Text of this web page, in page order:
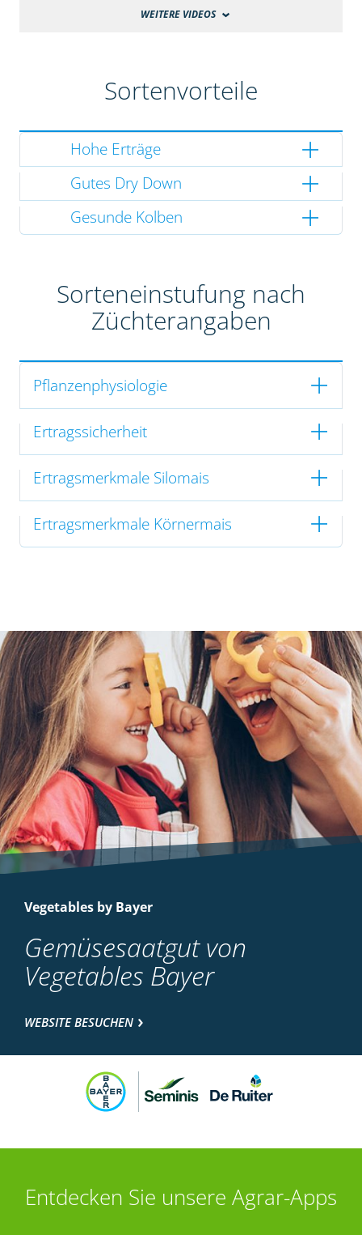
WEITERE VIDEOS
Sortenvorteile
Hohe Erträge
Gutes Dry Down
Gesunde Kolben
Sorteneinstufung nach
Züchterangaben
Pflanzenphysiologie
Ertragssicherheit
Ertragsmerkmale Silomais
Ertragsmerkmale Körnermais
Vegetables by Bayer
Gemüsesaatgut von
Vegetables Bayer
WEBSITE BESUCHEN
Entdecken Sie unsere Agrar-Apps